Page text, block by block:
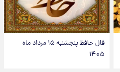
فال حافظ پنجشنبه ۱۵ مرداد ماه
۱۴۰۵